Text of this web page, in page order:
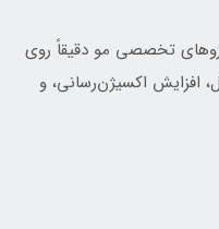
تخصصی مو دقیقاً روی
افزایش اکسیژن‌رسانی، و